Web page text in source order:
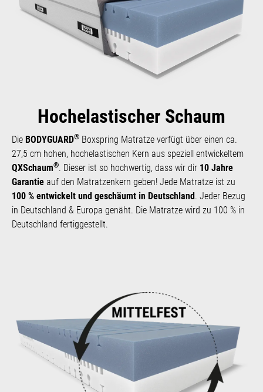
Hochelastischer Schaum
Die BODYGUARD® Boxspring Matratze verfügt über einen ca.
27,5 cm hohen, hoch­elastischen Kern aus speziell ent­wickeltem
QXSchaum®. Dieser ist so hoch­wertig, dass wir dir 10 Jahre
Garantie auf den Matratzen­kern geben! Jede Matratze ist zu
100 % entwickelt und geschäumt in Deutschland. Jeder Bezug
in Deutschland & Europa genäht. Die Matratze wird zu 100 % in
Deutschland fertiggestellt.